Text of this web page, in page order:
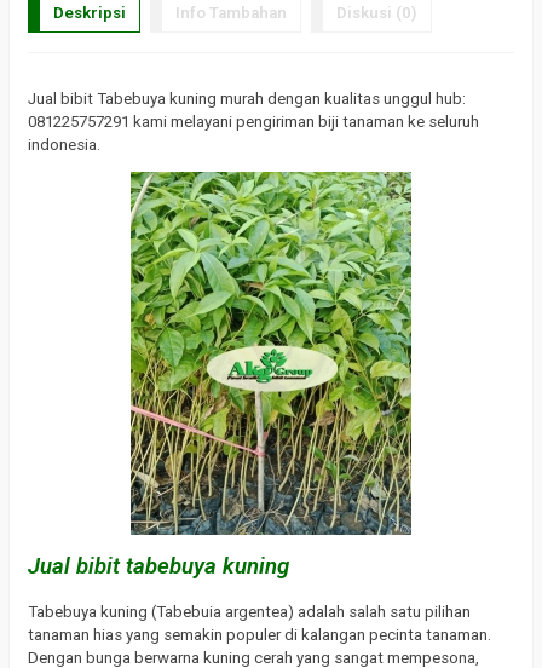
Deskripsi Info Tambahan Diskusi (0)
Jual bibit Tabebuya kuning murah dengan kualitas unggul hub:
081225757291 kami melayani pengiriman biji tanaman ke seluruh
indonesia.
Jual bibit tabebuya kuning
Tabebuya kuning (Tabebuia argentea) adalah salah satu pilihan
tanaman hias yang semakin populer di kalangan pecinta tanaman.
Dengan bunga berwarna kuning cerah yang sangat mempesona,